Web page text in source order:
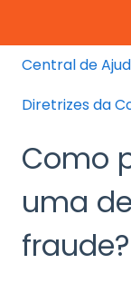
Central de
Diretrizes da
Como
uma
fraude?